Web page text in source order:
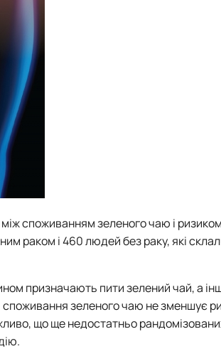
споживанням зеленого чаю і ризиком
раком і 460 людей без раку, які
призначають пити зелений чай, а
зеленого чаю не зменшує
що ще недостатньо